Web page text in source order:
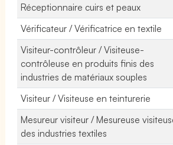
Réceptionnaire cuirs et peaux
Vérificateur / Vérificatrice en textile
Visiteur-contrôleur / Visiteuse-
contrôleuse en produits finis des
industries de matériaux souples
Visiteur / Visiteuse en teinturerie
Mesureur visiteur / Mesureuse
des industries textiles